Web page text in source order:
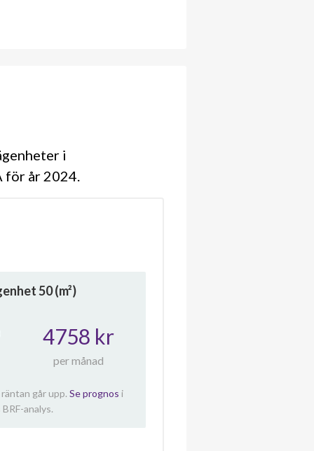
i
för år 2024
50(m²)
4758 kr
per månad
går upp. Se prognos i
analys.